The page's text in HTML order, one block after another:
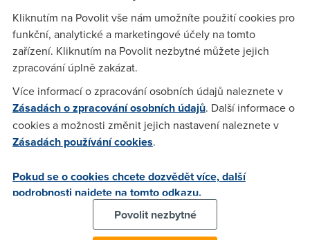
Průměrné rychlosti připojení po optice přesáhly 10 Mbit/s.
Kabelový internet poprvé dosáhl na průměr 5 Mbit/s.
Nejrychlejší DSL mají stále České Radiokomunikace.
Lukas(11.2.2009 20:25:15)
Je to na ně moc odborné, tak sem nikdo nepíše :D
Anonym(11.2.2009 22:06:28)
No bylo by vhodné uvádět počty přípojek jednotlivých
providerů, protože konkrétně u wifi providrů při větším počtu
zákezníků jtřeba 3000 je rychlost 3000kbps dost dobrá ale
Kliknutím na Povolit vše nám umožníte použití cookies pro
funkční, analytické a marketingové účely na tomto
zařízení. Kliknutím na Povolit nezbytné můžete jejich
zpracování úplně zakázat.
Více informací o zpracování osobních údajů naleznete v
Zásadách o zpracování osobních údajů. Další informace o
cookies a možnosti změnit jejich nastavení naleznete v
Zásadách používání cookies.
Pokud se o cookies chcete dozvědět více, další
podrobnosti najdete na tomto odkazu.
Povolit nezbytné